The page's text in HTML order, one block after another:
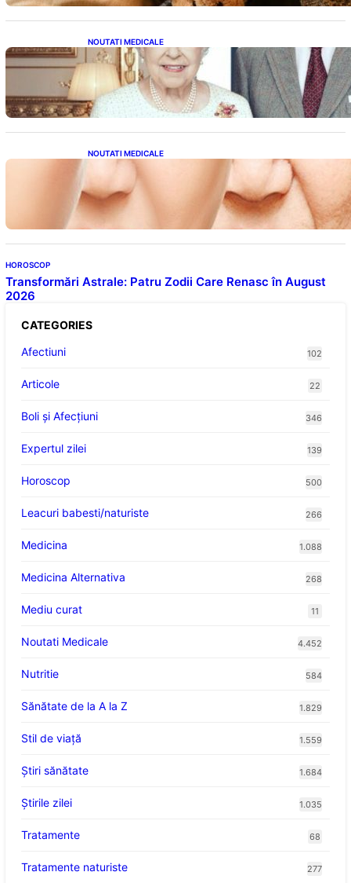
NOUTATI MEDICALE
Longevitatea în Rândul Celebrităților: Lecții
din Viața Prințului Philip și a Altora care Au
Fost Pe Punctul de a Împlini 100 de Ani
NOUTATI MEDICALE
Evoluția Personalității după 70 de Ani: Ce
Revelații Ne Oferă Studiile Psihologice
HOROSCOP
Transformări Astrale: Patru Zodii Care Renasc în August
2026
CATEGORIES
Afectiuni
102
Articole 22
Boli și Afecțiuni 346
Expertul zilei 139
Horoscop 500
Leacuri babesti/naturiste 266
Medicina 1.088
Medicina Alternativa 268
Mediu curat 11
Noutati Medicale 4.452
Nutritie 584
Sănătate de la A la Z 1.829
Stil de viaţă 1.559
Ştiri sănătate 1.684
Știrile zilei 1.035
Tratamente 68
Tratamente naturiste 277